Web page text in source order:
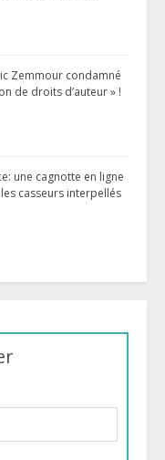
Zemmour condamné
de droits d’auteur » !
une cagnotte en ligne
casseurs interpellés